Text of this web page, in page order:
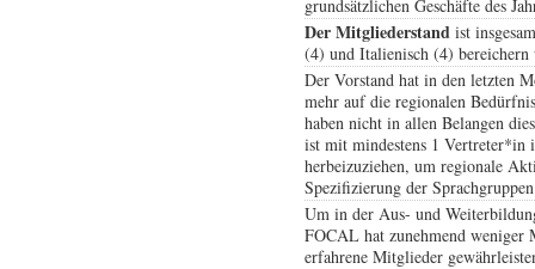
grundsätzlichen Geschäfte des
Der Mitgliederstand ist
(4) und Italienisch (4) bereichern
Der Vorstand hat in den letzten
mehr auf die regionalen
haben nicht in allen Belangen
ist mit mindestens 1 Vertreter*in
herbeizuziehen, um regionale
Spezifizierung der
Um in der Aus- und
FOCAL hat zunehmend
erfahrene Mitglieder